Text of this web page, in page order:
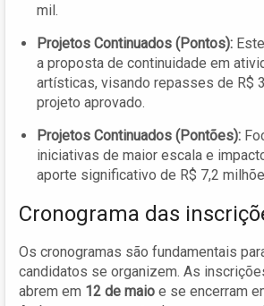
mil.
Projetos Continuados (Pontos):
a proposta de continuidade em
artísticas, visando repasses de R$
projeto aprovado.
Projetos Continuados (Pontões):
iniciativas de maior escala e
aporte significativo de R$ 7,2
Cronograma das
Os cronogramas são fundamentais
candidatos se organizem. As
abrem em 12 de maio e se encerram